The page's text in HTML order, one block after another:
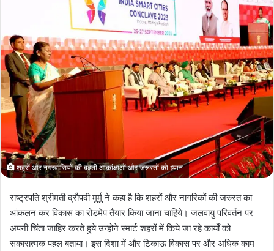
शहरों और नगरवासियों की बढ़ती आकांक्षाओं और जरूरतों को ध्यान
राष्ट्रपति श्रीमती द्रौपदी मुर्मु ने कहा है कि शहरों और नागरिकों की जरुरत का
आंकलन कर विकास का रोडमेप तैयार किया जाना चाहिये। जलवायु परिवर्तन पर
अपनी चिंता जाहिर करते हुये उन्होने स्मार्ट शहरों में किये जा रहे कार्यों को
सकारात्मक पहल बताया। इस दिशा में और टिकाऊ विकास पर और अधिक काम